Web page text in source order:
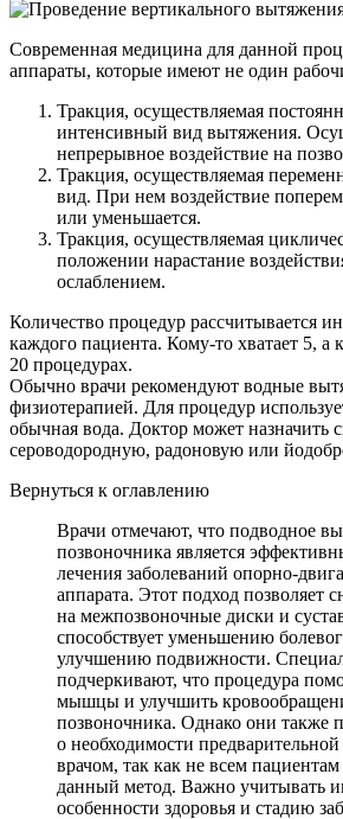
Современная медицина для данной
аппараты, которые имеют не один
Тракция, осуществляемая
интенсивный вид вытяжения.
непрерывное воздействие на
Тракция, осуществляемая
вид. При нем воздействие
или уменьшается.
Тракция, осуществляемая
положении нарастание
ослаблением.
Количество процедур рассчитывается
каждого пациента. Кому-то хватает 5, а
20 процедурах.
Обычно врачи рекомендуют водные
физиотерапией. Для процедур
обычная вода. Доктор может назначить
сероводородную, радоновую или
Вернуться к оглавлению
Врачи отмечают, что подводное
позвоночника является
лечения заболеваний опорно-
аппарата. Этот подход позволяет
на межпозвоночные диски и
способствует уменьшению
улучшению подвижности.
подчеркивают, что процедура
мышцы и улучшить
позвоночника. Однако они также
о необходимости предварительной
врачом, так как не всем
данный метод. Важно учитывать
особенности здоровья и стадию